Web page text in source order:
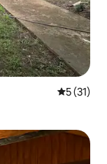
Средна
5 (31)